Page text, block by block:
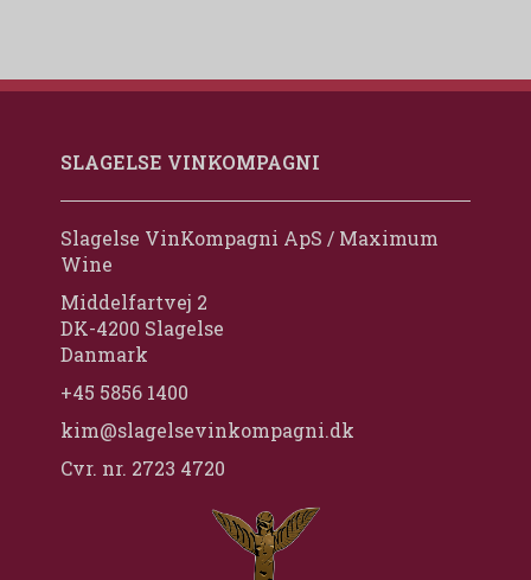
SLAGELSE VINKOMPAGNI
Slagelse VinKompagni ApS / Maximum
Wine
Middelfartvej 2
DK-4200 Slagelse
Danmark
+45 5856 1400
kim@slagelsevinkompagni.dk
Cvr. nr. 2723 4720